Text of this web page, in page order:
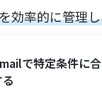
効率的に管理
で特定条件に